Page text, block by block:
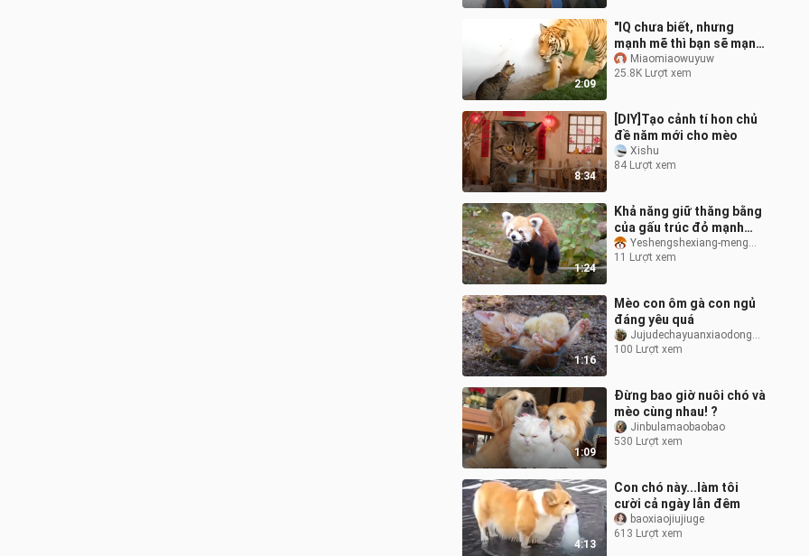
2:09
"IQ chưa biết, nhưng
mạnh mẽ thì bạn sẽ mạnh
mẽ"Miaomiaowuyuw
25.8K Lượt xem
8:34
[DIY]Tạo cảnh tí hon chủ
đề năm mới cho mèo
Xishu
84 Lượt xem
1:24
Khả năng giữ thăng bằng
của gấu trúc đỏ mạnh
đến mức nào?
Yeshengshexiang-mengmengxiaodongwu
11 Lượt xem
1:16
Mèo con ôm gà con ngủ
đáng yêu quá
Jujudechayuanxiaodongwu
100 Lượt xem
1:09
Đừng bao giờ nuôi chó và
mèo cùng nhau! ?
Jinbulamaobaobao
530 Lượt xem
4:13
Con chó này...làm tôi
cười cả ngày lẫn đêm
baoxiaojiujiuge
613 Lượt xem